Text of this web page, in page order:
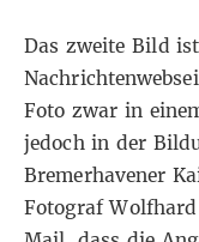
Das zweite Bild
Foto zwar in
jedoch in der
Bremerhavener
Fotograf